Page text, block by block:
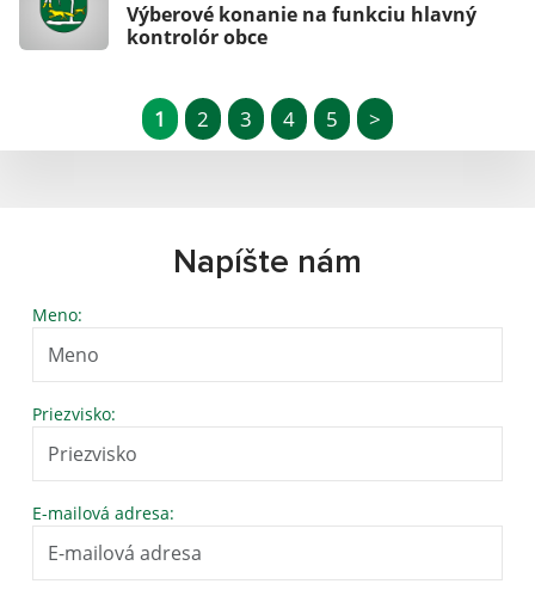
Výberové konanie na funkciu hlavný
kontrolór obce
1 2 3 4 5 >
Napíšte nám
Meno:
Priezvisko:
E-mailová adresa: